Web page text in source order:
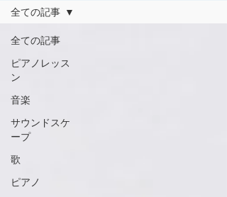
全ての記事
ピアノレッス
ン
音楽
サウンドスケ
ープ
歌
ピアノ
全ての記事